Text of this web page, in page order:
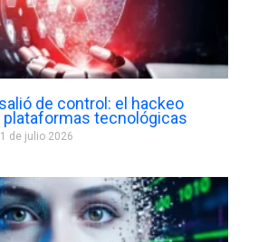
de control: el hackeo
plataformas tecnológicas
de julio 2026